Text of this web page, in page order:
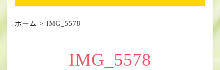
Navigation
ホーム > IMG_5578
IMG_5578